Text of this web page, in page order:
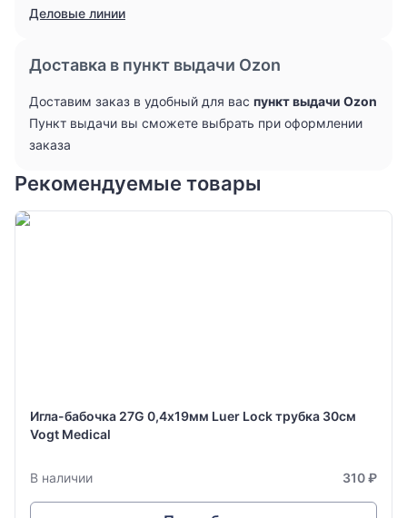
Деловые линии
Доставка в пункт выдачи Ozon
Доставим заказ в удобный для вас пункт выдачи Ozon
Пункт выдачи вы сможете выбрать при оформлении
заказа
Рекомендуемые товары
Игла-бабочка 27G 0,4х19мм Luer Lock трубка 30см
Vogt Medical
В наличии 310 ₽